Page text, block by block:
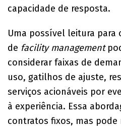
capacidade de resposta.
Uma possível leitura
de facility management
considerar faixas de
uso, gatilhos de ajuste,
serviços acionáveis por
à experiência. Essa
contratos fixos, mas pode